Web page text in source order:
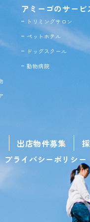
アミーゴのサービ
トリミングサロン
ペットホテル
ドッグスクール
動物病院
出店物件募集
プライバシーポリシー